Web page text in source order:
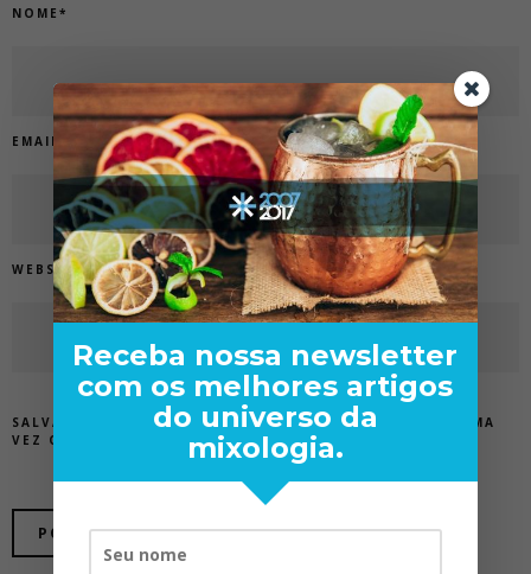
NOME *
EMAIL *
WEBSITE
SALVAR MEUS DADOS NESTE NAVEGADOR PARA A PRÓXIMA
VEZ QUE EU COMENTAR.
Receba nossa newsletter
com os melhores artigos
do universo da
mixologia.